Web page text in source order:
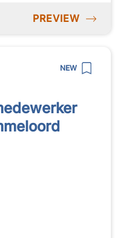
PREVIEW
NEW